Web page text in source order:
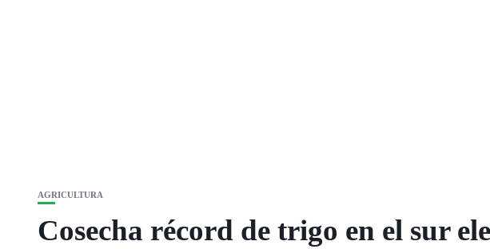
AGRICULTURA
Cosecha récord de trigo en el sur